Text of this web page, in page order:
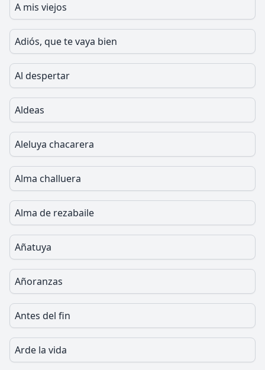
A mis viejos
Adiós, que te vaya bien
Al despertar
Aldeas
Aleluya chacarera
Alma challuera
Alma de rezabaile
Añatuya
Añoranzas
Antes del fin
Arde la vida